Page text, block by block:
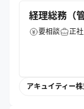
など多様なニー
上を支援する。
経理総務（
要相談 正
アキュイティー